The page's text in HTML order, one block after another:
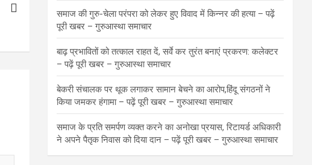
समाज की गुरु-चेला परंपरा को लेकर हुए विवाद में किन्नर की हत्या – पढ़ें
पूरी खबर – गुरुआस्था समाचार
बाढ़ प्रभावितों को तत्काल राहत दें, सर्वे कर तुरंत बनाएं प्रकरण: कलेक्टर
– पढ़ें पूरी खबर – गुरुआस्था समाचार
बेकरी संचालक पर थूक लगाकर सामान बेचने का आरोप,हिंदू संगठनों ने
किया जमकर हंगामा – पढ़ें पूरी खबर – गुरुआस्था समाचार
समाज के प्रति समर्पण व्यक्त करने का अनोखा प्रयास, रिटायर्ड अधिकारी
ने अपने पैतृक निवास को दिया दान – पढ़ें पूरी खबर – गुरुआस्था समाचार